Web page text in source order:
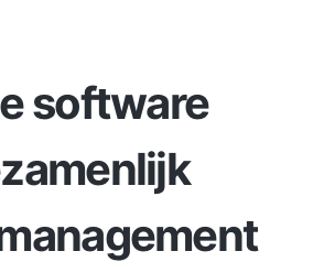
software